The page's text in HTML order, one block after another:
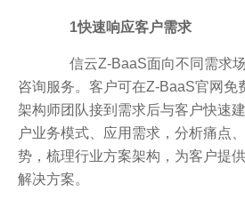
1快速响应客户需求
信云Z-BaaS面向不同需求场
咨询服务。客户可在Z-BaaS官网免
架构师团队接到需求后与客户快速
户业务模式、应用需求，分析痛点
势，梳理行业方案架构，为客户提
解决方案。